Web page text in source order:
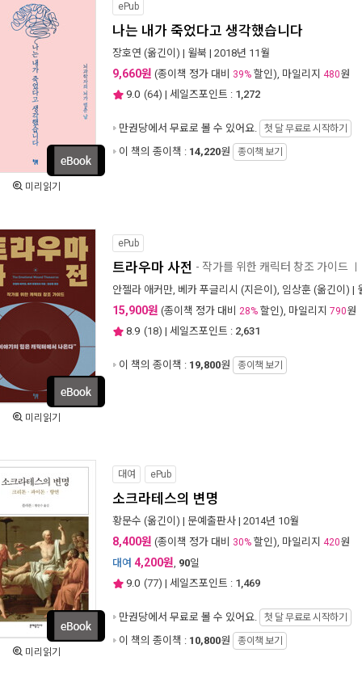
미리읽기
ePub
나는 내가 죽었다고 생각했습니다
장호연 (옮긴이) | 윌북 | 2018년 11월
9,660원 (종이책 정가 대비 39% 할인), 마일리지 480원
9.0 (64) | 세일즈포인트 : 1,272
만권당에서 무료로 볼 수 있어요. 첫 달 무료로 시작하기
이 책의 종이책 : 14,220원 종이책 보기
미리읽기
ePub
트라우마 사전 - 작가를 위한 캐릭터 창조 가이드
안젤라 애커만, 베카 푸글리시 (지은이), 임상훈 (옮긴이) |
15,900원 (종이책 정가 대비 28% 할인), 마일리지 790원
8.9 (18) | 세일즈포인트 : 2,631
이 책의 종이책 : 19,800원 종이책 보기
미리읽기
대여 ePub
소크라테스의 변명
황문수 (옮긴이) | 문예출판사 | 2014년 10월
8,400원 (종이책 정가 대비 30% 할인), 마일리지 420원
대여 4,200원, 90일
9.0 (77) | 세일즈포인트 : 1,469
만권당에서 무료로 볼 수 있어요. 첫 달 무료로 시작하기
이 책의 종이책 : 10,800원 종이책 보기